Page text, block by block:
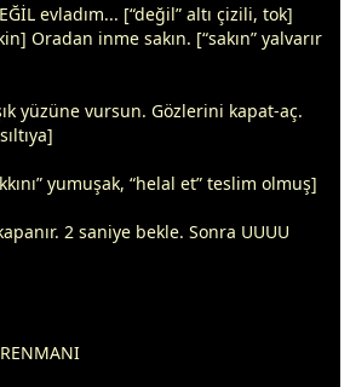
evladım... [“değil” altı çizili, tok]
Oradan inme sakın. [“sakın” yalvarır
yüzüne vursun. Gözlerini kapat-aç.
yumuşak, “helal et” teslim olmuş]
2 saniye bekle. Sonra UUUU